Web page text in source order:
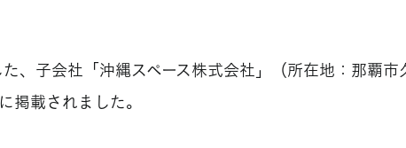
、子会社「沖縄スペース株式会社」（所在地：那覇
掲載されました。